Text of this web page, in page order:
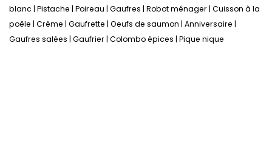
blanc Pistache Poireau Gaufres Robot ménager Cuisson à la
poêle Crème Gaufrette Oeufs de saumon Anniversaire
Gaufres salées Gaufrier Colombo épices Pique nique